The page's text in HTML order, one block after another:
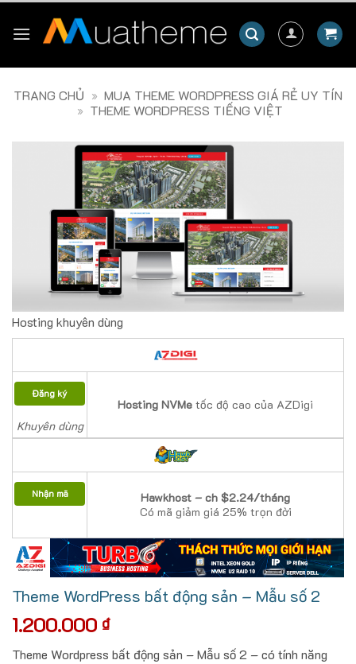
TRANG CHỦ » MUA THEME WORDPRESS GIÁ RẺ UY TÍN
» THEME WORDPRESS TIẾNG VIỆT
Hosting khuyên dùng
Đăng ký
Khuyên dùng
Hosting NVMe tốc độ cao của AZDigi
Nhận mã
Hawkhost – ch $2.24/tháng
Có mã giảm giá 25% trọn đời
Theme WordPress bất động sản – Mẫu số 2
1.200.000 ₫
Theme Wordpress bất động sản – Mẫu số 2 – có tính năng